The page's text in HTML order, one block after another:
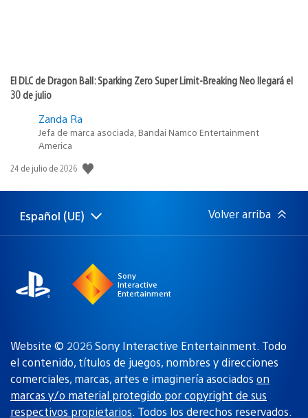
El DLC de Dragon Ball: Sparking Zero Super Limit-Breaking Neo llegará el
30 de julio
Zanda Ra
Jefa de marca asociada, Bandai Namco Entertainment
America
Fecha
publicación:
24 de julio de 2026
Selecciona
una
Región
actual:
Español (UE) Volver arriba
Sony
Interactive
Entertainment
Website © 2026 Sony Interactive Entertainment. Todo
el contenido, títulos de juegos, nombres y direcciones
comerciales, marcas, artes e imaginería asociados on
marcas y/o material protegido por copyright de sus
respectivos propietarios. Todos los derechos reservados.